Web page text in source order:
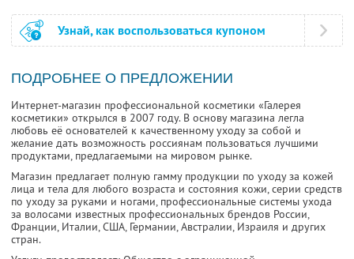
Узнай, как воспользоваться купоном
ПОДРОБНЕЕ О ПРЕДЛОЖЕНИИ
Интернет-магазин профессиональной косметики «Галерея
косметики» открылся в 2007 году. В основу магазина легла
любовь её основателей к качественному уходу за собой и
желание дать возможность россиянам пользоваться лучшими
продуктами, предлагаемыми на мировом рынке.
Магазин предлагает полную гамму продукции по уходу за кожей
лица и тела для любого возраста и состояния кожи, серии средств
по уходу за руками и ногами, профессиональные системы ухода
за волосами известных профессиональных брендов России,
Франции, Италии, США, Германии, Австралии, Израиля и других
стран.